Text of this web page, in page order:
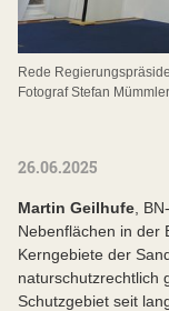
Rede
Fotograf Stefan Mümmler
26.06.2025
Martin Geilhufe ,
Nebenflächen in der
Kerngebiete der
naturschutzrechtlich
Schutzgebiet seit